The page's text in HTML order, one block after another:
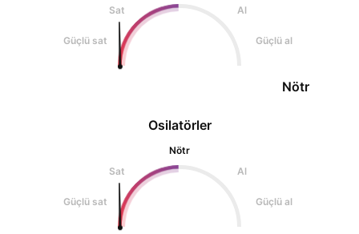
Osilatörler
Nötr
Sat
Al
Güçlü sat Güçlü al
Sat
Al
Güçlü sat Güçlü al
Nötr